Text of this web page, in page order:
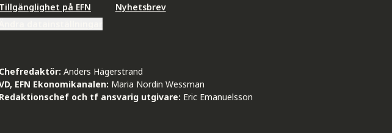
Tillgänglighet på EFN
Nyhetsbrev
Chefredaktör: Anders Hägerstrand
EFN Ekonomikanalen: Maria Nordin Wessman
Redaktionschef och tf ansvarig utgivare: Eric Emanuelsson